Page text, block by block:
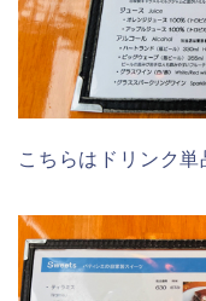
こちらはドリンク単